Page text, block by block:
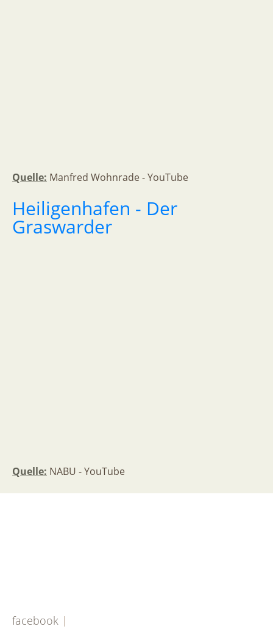
Quelle: Manfred Wohnrade - YouTube
Heiligenhafen - Der
Graswarder
Quelle: NABU - YouTube
facebook